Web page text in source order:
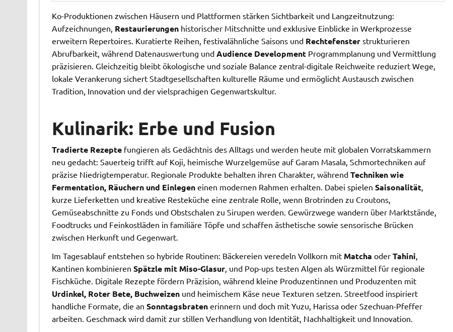
Ko-Produktionen zwischen Häusern und Plattformen stärken Sichtbarkeit und Langzeitnutzung:
Aufzeichnungen, Restaurierungenhistorischer Mitschnitte und exklusive Einblicke in Werkprozesse
erweitern Repertoires. Kuratierte Reihen, festivalähnliche Saisons und Rechtefensterstrukturieren
Abrufbarkeit, während Datenauswertung und Audience DevelopmentProgrammplanung und Vermittlung
präzisieren. Gleichzeitig bleibt ökologische und soziale Balance zentral-digitale Reichweite reduziert Wege,
lokale Verankerung sichert Stadtgesellschaften kulturelle Räume und ermöglicht Austausch zwischen
Tradition, Innovation und der vielsprachigen Gegenwartskultur.
Kulinarik: Erbe und Fusion
Tradierte Rezeptefungieren als Gedächtnis des Alltags und werden heute mit globalen Vorratskammern
neu gedacht: Sauerteig trifft auf Koji, heimische Wurzelgemüse auf Garam Masala, Schmortechniken auf
präzise Niedrigtemperatur. Regionale Produkte behalten ihren Charakter, während Techniken wie
Fermentation, Räuchern und Einlegeneinen modernen Rahmen erhalten. Dabei spielen Saisonalität,
kurze Lieferketten und kreative Resteküche eine zentrale Rolle, wenn Brotrinden zu Croutons,
Gemüseabschnitte zu Fonds und Obstschalen zu Sirupen werden. Gewürzwege wandern über Marktstände,
Foodtrucks und Feinkostläden in familiäre Töpfe und schaffen ästhetische sowie sensorische Brücken
zwischen Herkunft und Gegenwart.
Im Tagesablauf entstehen so hybride Routinen: Bäckereien veredeln Vollkorn mit Matcha oder Tahini,
Kantinen kombinieren Spätzle mit Miso-Glasur, und Pop-ups testen Algen als Würzmittel für regionale
Fischküche. Digitale Rezepte fördern Präzision, während kleine Produzentinnen und Produzenten mit
Urdinkel, Roter Bete, Buchweizenund heimischem Käse neue Texturen setzen. Streetfood inspiriert
handliche Formate, die an Sonntagsbratenerinnern und doch mit Yuzu, Harissa oder Szechuan-Pfeffer
arbeiten. Geschmack wird damit zur stillen Verhandlung von Identität, Nachhaltigkeit und Innovation.